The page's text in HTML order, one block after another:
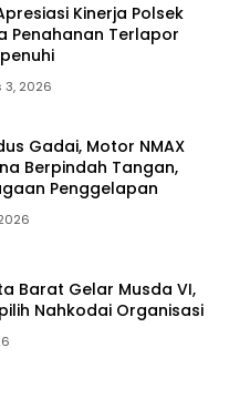
Kinerja Polsek
Penahanan Terlapor
3, 2026
Gadai, Motor NMAX
Berpindah Tangan,
Penggelapan
Barat Gelar Musda VI,
Nahkodai Organisasi